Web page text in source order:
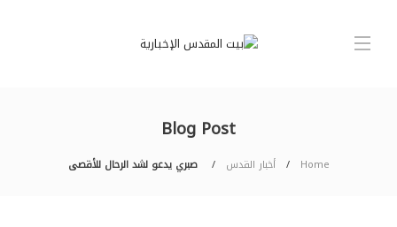
Blog Post
Home أخبار القدس صبري يدعو لشد الرحال للأقصى